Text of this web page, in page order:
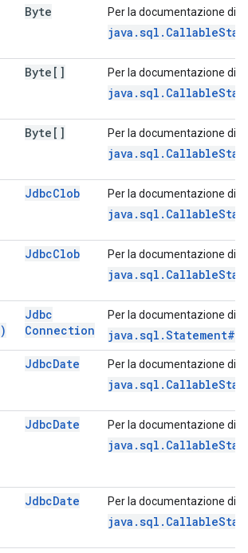
Byte Per la documentazione di
Byte[] Per la documentazione di
Byte[] Per la documentazione di
JdbcClob Per la documentazione di
JdbcClob Per la documentazione di
)
Jdbc
Connection
Per la documentazione di
JdbcDate Per la documentazione di
JdbcDate Per la documentazione di
JdbcDate Per la documentazione di